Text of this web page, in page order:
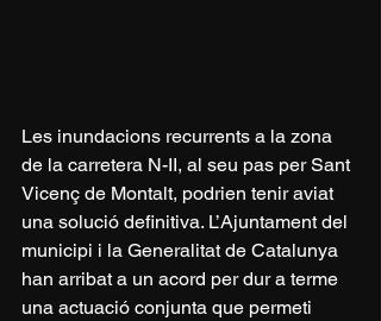
Les inundacions recurrents a la zona
de la carretera N-II, al seu pas per Sant
Vicenç de Montalt, podrien tenir aviat
una solució definitiva. L’Ajuntament del
municipi i la Generalitat de Catalunya
han arribat a un acord per dur a terme
una actuació conjunta que permeti